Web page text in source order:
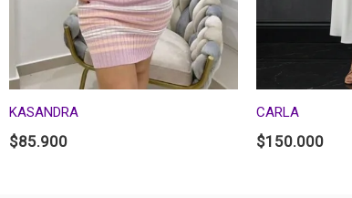
KASANDRA
$85.900
CARLA
$150.000